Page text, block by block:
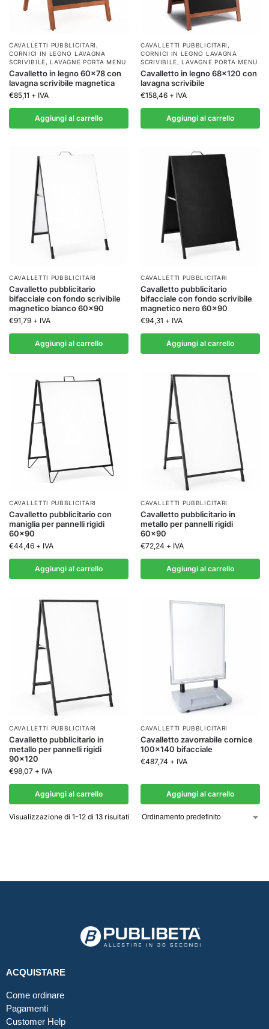
CAVALLETTI PUBBLICITARI ,
CORNICI IN LEGNO LAVAGNA
SCRIVIBILE,LAVAGNE PORTA MENU
Cavalletto in legno 60×78 con
lavagna scrivibile magnetica
€85,11 + IVA
Aggiungi al carrello
CAVALLETTI PUBBLICITARI ,
CORNICI IN LEGNO LAVAGNA
SCRIVIBILE,LAVAGNE PORTA MENU
Cavalletto in legno 68×120 con
lavagna scrivibile
€158,46 + IVA
Aggiungi al carrello
CAVALLETTI PUBBLICITARI
Cavalletto pubblicitario
bifacciale con fondo scrivibile
magnetico bianco 60×90
€91,79 + IVA
Aggiungi al carrello
CAVALLETTI PUBBLICITARI
Cavalletto pubblicitario
bifacciale con fondo scrivibile
magnetico nero 60×90
€94,31 + IVA
Aggiungi al carrello
CAVALLETTI PUBBLICITARI
Cavalletto pubblicitario con
maniglia per pannelli rigidi
60×90
€44,46 + IVA
Aggiungi al carrello
CAVALLETTI PUBBLICITARI
Cavalletto pubblicitario in
metallo per pannelli rigidi
60×90
€72,24 + IVA
Aggiungi al carrello
CAVALLETTI PUBBLICITARI
Cavalletto pubblicitario in
metallo per pannelli rigidi
90×120
€98,07 + IVA
Aggiungi al carrello
CAVALLETTI PUBBLICITARI
Cavalletto zavorrabile cornice
100×140 bifacciale
€487,74 + IVA
Aggiungi al carrello
Visualizzazione di 1-12 di 13 risultati
ACQUISTARE
Come ordinare
Pagamenti
Customer Help